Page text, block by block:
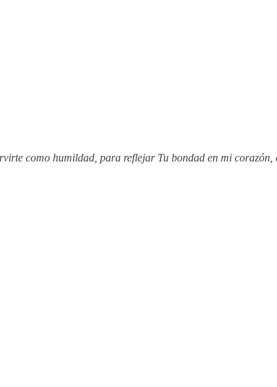
como humildad, para reflejar Tu bondad en mi